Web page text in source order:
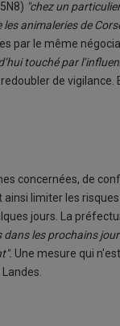
"chez un
animaleries de
par le même
touché par
de vigilance.
concernées, de
limiter les
jours. La
les prochains
Une mesure qui